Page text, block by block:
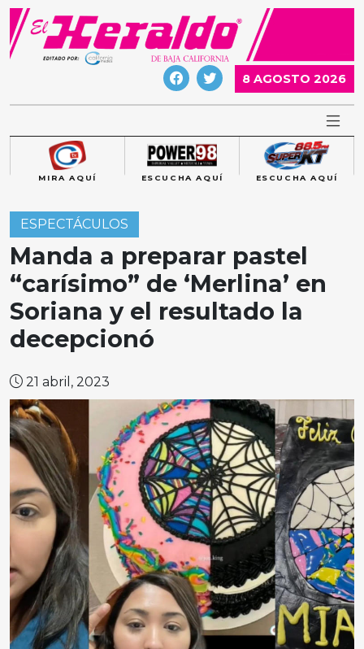
Skip
content
8 AGOSTO 2026
MIRA AQUÍ ESCUCHA AQUÍ ESCUCHA AQUÍ
ESPECTÁCULOS
Manda a preparar pastel
“carísimo” de ‘Merlina’ en
Soriana y el resultado la
decepcionó
21 abril, 2023